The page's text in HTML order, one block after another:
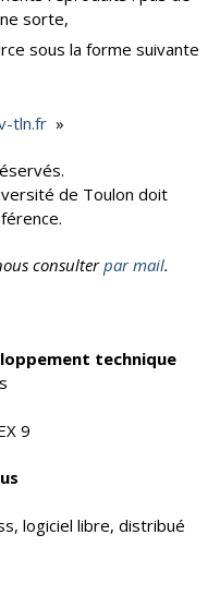
sorte,
sous la forme suivante
tln.fr »
de Toulon doit
consulterpar mail.
technique
9
logiciel libre, distribué